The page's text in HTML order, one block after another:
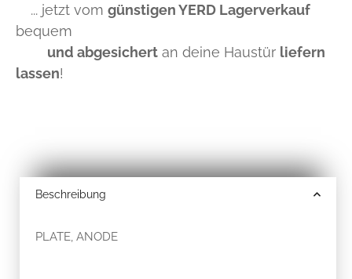
... jetzt vom günstigen YERD Lagerverkauf
bequem
und abgesichert an deine Haustür liefern
lassen!
Beschreibung
PLATE, ANODE